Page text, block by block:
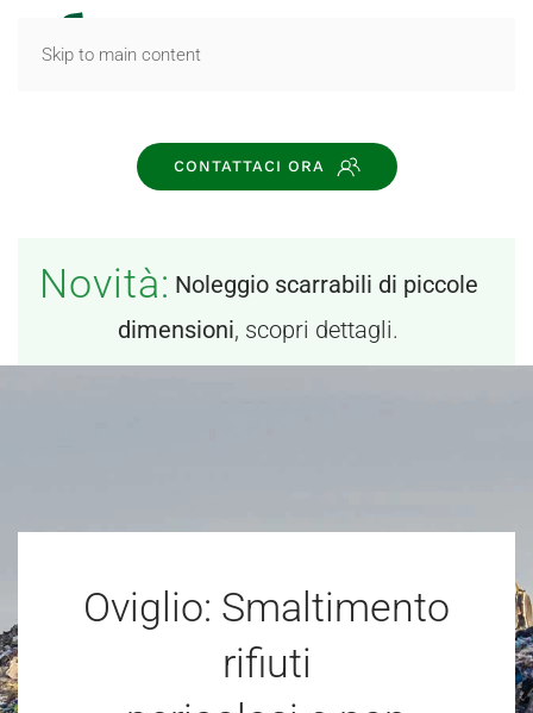
Skip to main content
CONTATTACI ORA
Novità: Noleggio scarrabili di piccole
dimensioni, scopri dettagli.
Oviglio: Smaltimento
rifiuti